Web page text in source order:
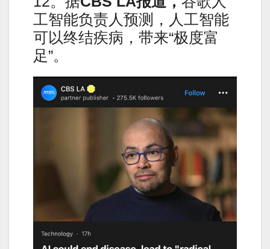
工智能负责人预测，人工智能
可以终结疾病，带来“极度富
足”。